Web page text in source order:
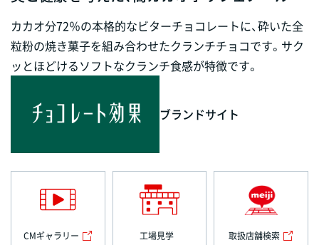
カカオ分72％の本格的なビターチョコレートに、砕いた全
粒粉の焼き菓子を組み合わせたクランチチョコです。サク
ッとほどけるソフトなクランチ食感が特徴です。
ブランドサイト
CMギャラリー 工場見学 取扱店舗検索